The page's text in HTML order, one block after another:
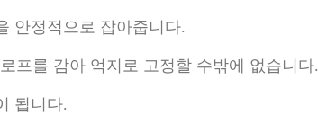
안정적으로 잡아줍니다.
프를 감아 억지로 고정할 수밖에 없습니다.
됩니다.